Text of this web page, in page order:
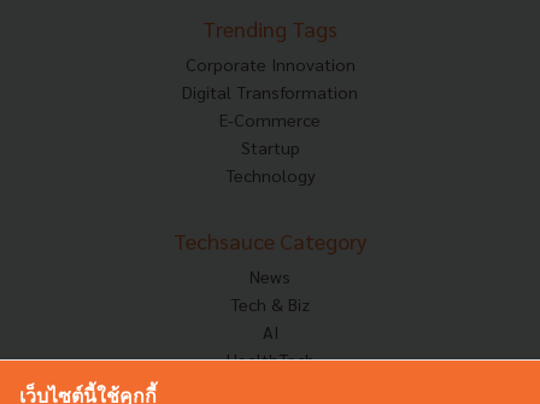
Trending Tags
Corporate Innovation
Digital Transformation
E-Commerce
Startup
Technology
Techsauce Category
News
Tech & Biz
AI
HealthTech
เว็บไซต์นี้ใช้คุกกี้